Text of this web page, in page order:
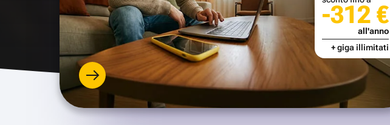
-312 €
all'anno
+ giga illimitati